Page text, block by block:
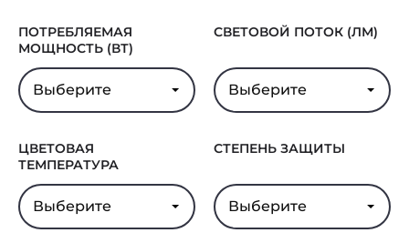
ПОТРЕБЛЯЕМАЯ
МОЩНОСТЬ (ВТ)
Выберите
СВЕТОВОЙ ПОТОК (ЛМ)
Выберите
ЦВЕТОВАЯ
ТЕМПЕРАТУРА
Выберите
СТЕПЕНЬ ЗАЩИТЫ
Выберите